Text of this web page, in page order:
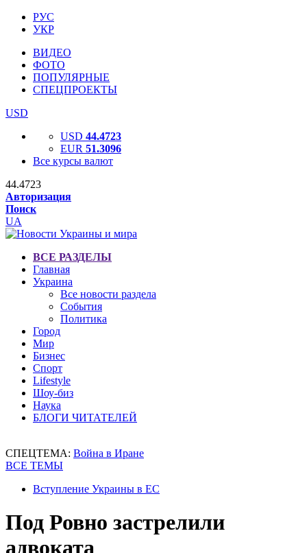
РУС
УКР
ВИДЕО
ФОТО
ПОПУЛЯРНЫЕ
СПЕЦПРОЕКТЫ
USD
USD 44.4723
EUR 51.3096
Все курсы валют
44.4723
Авторизация
Поиск
UA
ВСЕ РАЗДЕЛЫ
Главная
Украина
Все новости раздела
События
Политика
Город
Мир
Бизнес
Спорт
Lifestyle
Шоу-биз
Наука
БЛОГИ ЧИТАТЕЛЕЙ
СПЕЦТЕМА: Война в Иране
ВСЕ ТЕМЫ
Вступление Украины в ЕС
Под Ровно застрелили
адвоката